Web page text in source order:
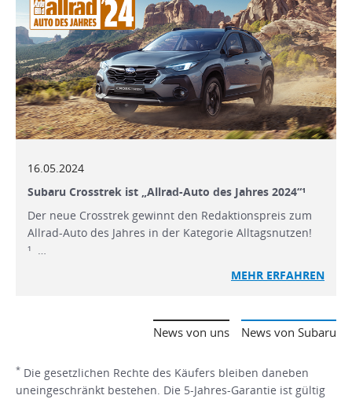
16.05.2024
Subaru Crosstrek ist „Allrad-Auto des Jahres 2024“¹
Der neue Crosstrek gewinnt den Redaktionspreis zum
Allrad-Auto des Jahres in der Kategorie Alltagsnutzen!
¹ …
MEHR ERFAHREN
News von Subaru
News von uns
* Die gesetzlichen Rechte des Käufers bleiben daneben
uneingeschränkt bestehen. Die 5-Jahres-Garantie ist gültig